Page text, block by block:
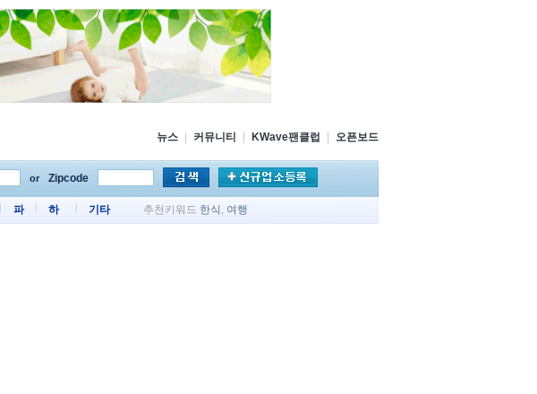
뉴스 커뮤니티 KWave팬클럽 오픈보드
or Zipcode
파 하 기타 추천키워드 한식 , 여행